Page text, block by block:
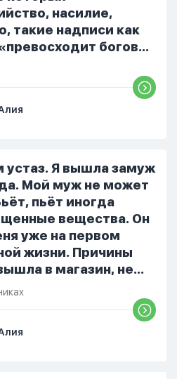
насилие,
такие надписи как
богов»,
полностью
все столпы
не мешает ему
обязанности по
Богом и не
контекст игры в
к игре только как к
устаз. Я вышла замуж
Мой муж не может
пьёт иногда
вещества. Он
уже на первом
жизни. Причины
в магазин, не
не
еду, прошу
и любви" он никогда
С 7 утра до 8